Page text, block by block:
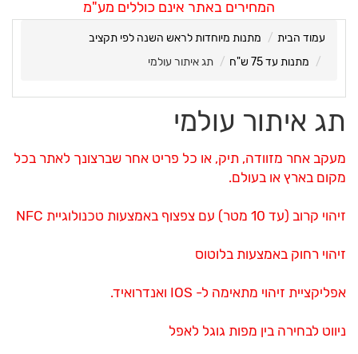
המחירים באתר אינם כוללים מע"מ
עמוד הבית
מתנות מיוחדות לראש השנה לפי תקציב
מתנות עד 75 ש"ח
תג איתור עולמי
תג איתור עולמי
מעקב אחר מזוודה, תיק, או כל פריט אחר שברצונך לאתר בכל
מקום בארץ או בעולם.
זיהוי קרוב (עד 10 מטר) עם צפצוף באמצעות טכנולוגיית NFC
זיהוי רחוק באמצעות בלוטוס
אפליקציית זיהוי מתאימה ל- IOS ואנדרואיד.
ניווט לבחירה בין מפות גוגל לאפל